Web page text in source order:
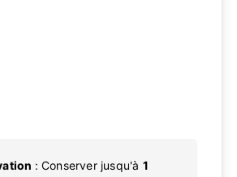
: Conserver jusqu'à 1